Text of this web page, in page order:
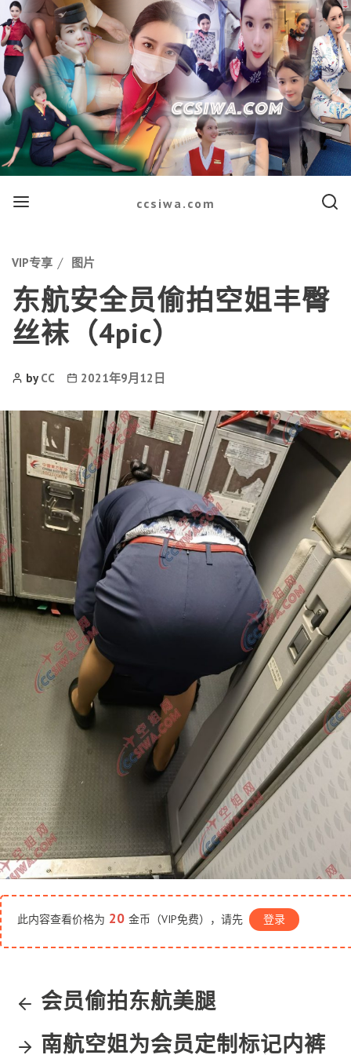
Menu ccsiwa.com Search
Categories
VIP专享 图片
东航安全员偷拍空姐丰臀
丝袜（4pic）
PostbyCC
Post2021年9月12日
此内容查看价格为 20 金币（VIP免费），请先 登录
会员偷拍东航美腿
南航空姐为会员定制标记内裤